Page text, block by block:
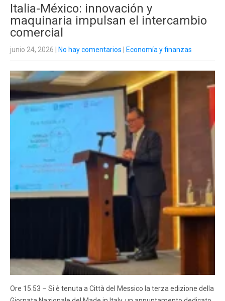
Italia-México: innovación y
maquinaria impulsan el intercambio
comercial
junio 24, 2026 No hay comentarios Economía y finanzas
Ore 15.53 – Si è tenuta a Città del Messico la terza edizione della